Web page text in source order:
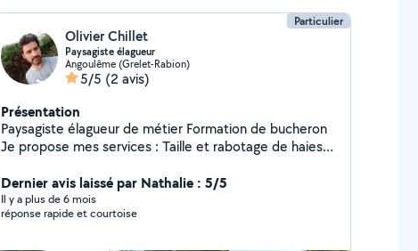
Particulier
Olivier Chillet
Paysagiste élagueur
Angoulême (Grelet-Rabion)
5/5 (2 avis)
Présentation
Paysagiste élagueur de métier Formation de bucheron
Je propose mes services : Taille et rabotage de haies/
bûcheronnage/tonte et débroussaillage/plantation/
clôture/petite maçonnerie/ Diplôme d aménagement
paysager valide en 2015
Dernier avis laissé par Nathalie : 5/5
Il y a plus de 6 mois
réponse rapide et courtoise